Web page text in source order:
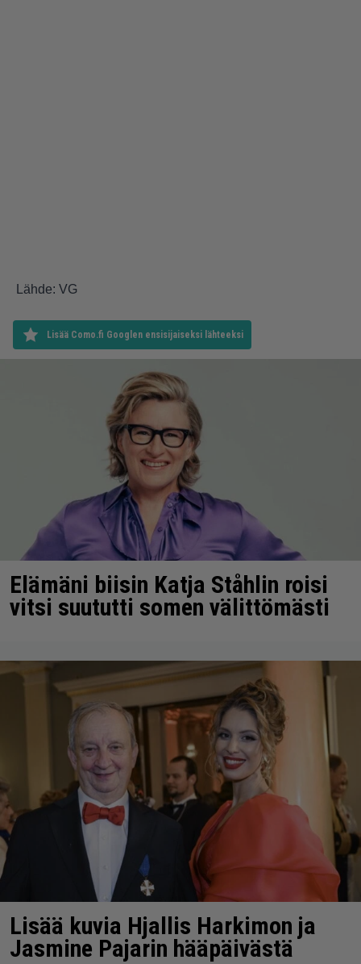
Lähde: VG
Lisää Como.fi Googlen ensisijaiseksi lähteeksi
Elämäni biisin Katja Ståhlin roisi
vitsi suututti somen välittömästi
Lisää kuvia Hjallis Harkimon ja
Jasmine Pajarin hääpäivästä